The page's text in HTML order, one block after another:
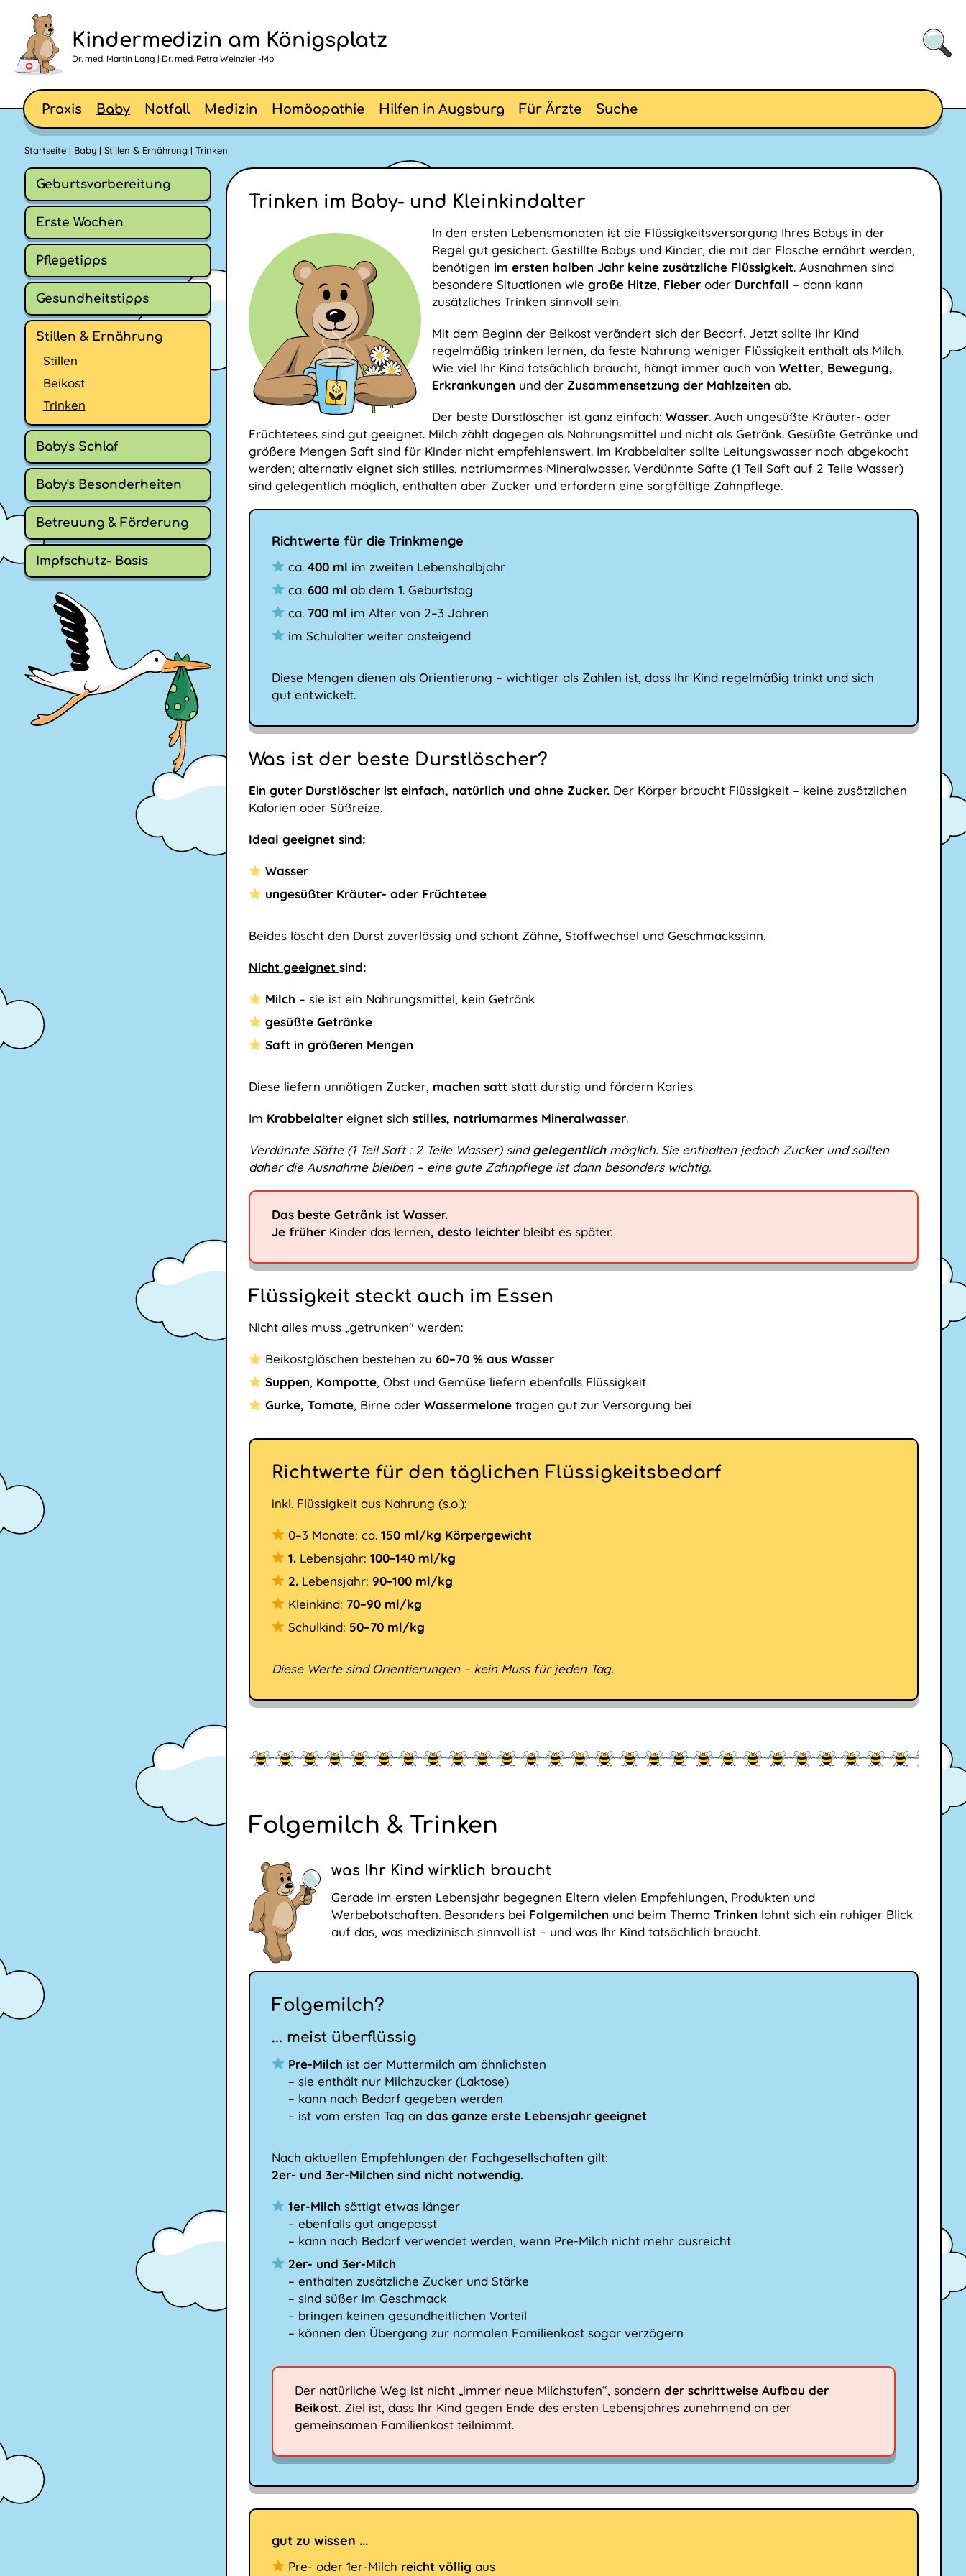
Kindermedizin am Königsplatz
Dr. med. Martin Lang | Dr. med. Petra Weinzierl-Moll
Praxis Baby Notfall Medizin Homöopathie Hilfen in Augsburg Für Ärzte Suche
Startseite| Baby| Stillen & Ernährung| Trinken
Geburtsvorbereitung
Erste Wochen
Pflegetipps
Gesundheitstipps
Stillen & Ernährung
Stillen
Beikost
Trinken
Baby's Schlaf
Baby's Besonderheiten
Betreuung & Förderung
Impfschutz- Basis
Trinken im Baby- und Kleinkindalter
In den ersten Lebensmonaten ist die Flüssigkeitsversorgung Ihres Babys in der
Regel gut gesichert. Gestillte Babys und Kinder, die mit der Flasche ernährt werden,
benötigen im ersten halben Jahr keine zusätzliche Flüssigkeit. Ausnahmen sind
besondere Situationen wie große Hitze, Fieberoder Durchfall – dann kann
zusätzliches Trinken sinnvoll sein.
Mit dem Beginn der Beikost verändert sich der Bedarf. Jetzt sollte Ihr Kind
regelmäßig trinken lernen, da feste Nahrung weniger Flüssigkeit enthält als Milch.
Wie viel Ihr Kind tatsächlich braucht, hängt immer auch von Wetter, Bewegung,
Erkrankungen und der Zusammensetzung der Mahlzeiten ab.
Der beste Durstlöscher ist ganz einfach: Wasser. Auch ungesüßte Kräuter- oder
Früchtetees sind gut geeignet. Milch zählt dagegen als Nahrungsmittel und nicht als Getränk. Gesüßte Getränke und
größere Mengen Saft sind für Kinder nicht empfehlenswert. Im Krabbelalter sollte Leitungswasser noch abgekocht
werden; alternativ eignet sich stilles, natriumarmes Mineralwasser. Verdünnte Säfte (1 Teil Saft auf 2 Teile Wasser)
sind gelegentlich möglich, enthalten aber Zucker und erfordern eine sorgfältige Zahnpflege.
Richtwerte für die Trinkmenge
ca. 400 ml im zweiten Lebenshalbjahr
ca. 600 ml ab dem 1. Geburtstag
ca. 700 ml im Alter von 2–3 Jahren
im Schulalter weiter ansteigend
Diese Mengen dienen als Orientierung – wichtiger als Zahlen ist, dass Ihr Kind regelmäßig trinkt und sich
gut entwickelt.
Was ist der beste Durstlöscher?
Ein guter Durstlöscher ist einfach, natürlich und ohne Zucker.Der Körper braucht Flüssigkeit – keine zusätzlichen
Kalorien oder Süßreize.
Ideal geeignet sind:
Wasser
ungesüßter Kräuter- oder Früchtetee
Beides löscht den Durst zuverlässig und schont Zähne, Stoffwechsel und Geschmackssinn.
Nicht geeignet sind:
Milch – sie ist ein Nahrungsmittel, kein Getränk
gesüßte Getränke
Saft in größeren Mengen
Diese liefern unnötigen Zucker, machen satt statt durstig und fördern Karies.
Im Krabbelaltereignet sich stilles, natriumarmes Mineralwasser.
Verdünnte Säfte (1 Teil Saft : 2 Teile Wasser) sindgelegentlichmöglich. Sie enthalten jedoch Zucker und sollten
daher die Ausnahme bleiben – eine gute Zahnpflege ist dann besonders wichtig.
Das beste Getränk ist Wasser.
Je früher Kinder das lernen, desto leichter bleibt es später.
Flüssigkeit steckt auch im Essen
Nicht alles muss „getrunken" werden:
Beikostgläschen bestehen zu 60–70 % aus Wasser
Suppen, Kompotte, Obst und Gemüse liefern ebenfalls Flüssigkeit
Gurke, Tomate, Birne oder Wassermelone tragen gut zur Versorgung bei
Richtwerte für den täglichen Flüssigkeitsbedarf
inkl. Flüssigkeit aus Nahrung (s.o.):
0–3 Monate: ca. 150 ml/kg Körpergewicht
1. Lebensjahr: 100–140 ml/kg
2. Lebensjahr: 90–100 ml/kg
Kleinkind: 70–90 ml/kg
Schulkind: 50–70 ml/kg
Diese Werte sind Orientierungen – kein Muss für jeden Tag.
Folgemilch & Trinken
was Ihr Kind wirklich braucht
Gerade im ersten Lebensjahr begegnen Eltern vielen Empfehlungen, Produkten und
Werbebotschaften. Besonders bei Folgemilchen und beim Thema Trinken lohnt sich ein ruhiger Blick
auf das, was medizinisch sinnvoll ist – und was Ihr Kind tatsächlich braucht.
Folgemilch?
... meist überflüssig
Pre-Milch ist der Muttermilch am ähnlichsten
– sie enthält nur Milchzucker (Laktose)
– kann nach Bedarf gegeben werden
– ist vom ersten Tag an das ganze erste Lebensjahr geeignet
Nach aktuellen Empfehlungen der Fachgesellschaften gilt:
2er- und 3er-Milchen sind nicht notwendig.
1er-Milch sättigt etwas länger
– ebenfalls gut angepasst
– kann nach Bedarf verwendet werden, wenn Pre-Milch nicht mehr ausreicht
2er- und 3er-Milch
– enthalten zusätzliche Zucker und Stärke
– sind süßer im Geschmack
– bringen keinen gesundheitlichen Vorteil
– können den Übergang zur normalen Familienkost sogar verzögern
Der natürliche Weg ist nicht „immer neue Milchstufen“, sondern der schrittweise Aufbau der
Beikost. Ziel ist, dass Ihr Kind gegen Ende des ersten Lebensjahres zunehmend an der
gemeinsamen Familienkost teilnimmt.
gut zu wissen ...
Pre- oder 1er-Milch reicht völlig aus